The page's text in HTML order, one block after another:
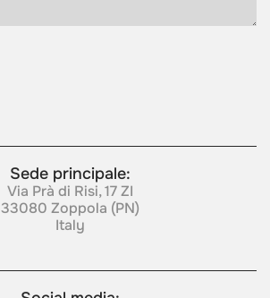
Sede principale:
Via Prà di Risi, 17 ZI
33080 Zoppola (PN)
Italy